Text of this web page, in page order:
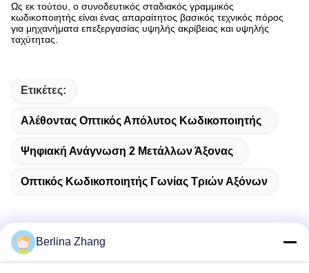
Ως εκ τούτου, ο συνοδευτικός σταδιακός γραμμικός
κωδικοποιητής είναι ένας απαραίτητος βασικός τεχνικός πόρος
για μηχανήματα επεξεργασίας υψηλής ακρίβειας και υψηλής
ταχύτητας.
Ετικέτες:
Αλέθοντας Οπτικός Απόλυτος Κωδικοποιητής
Ψηφιακή Ανάγνωση 2 Μετάλλων Άξονας
Οπτικός Κωδικοποιητής Γωνίας Τριών Αξόνων
Berlina Zhang